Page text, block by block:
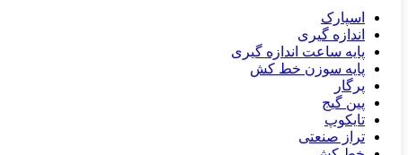
اسپارک
اندازه گیری
پایه ساعت اندازه گیری
پایه سوزن خط کش
پرگار
پین گیج
تایکوپ
تراز صنعتی